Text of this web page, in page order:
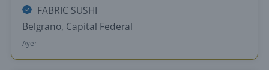
FABRIC SUSHI
Belgrano, Capital Federal
Ayer